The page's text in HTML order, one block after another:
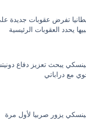
تفرض عقوبات جديدة
يحدد العقوبات الرئيسية
يبحث تعزيز دفاع
مع دراباتي
يزور صربيا لأول مرة